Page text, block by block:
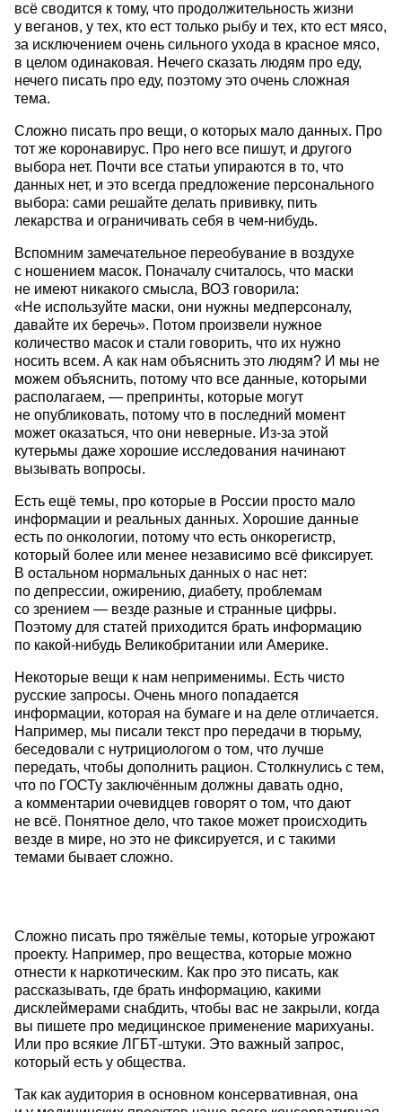
всё сводится к тому, что продолжительность жизни
у веганов, у тех, кто ест только рыбу и тех, кто ест мясо,
за исключением очень сильного ухода в красное мясо,
в целом одинаковая. Нечего сказать людям про еду,
нечего писать про еду, поэтому это очень сложная
тема.
Сложно писать про вещи, о которых мало данных. Про
тот же коронавирус. Про него все пишут, и другого
выбора нет. Почти все статьи упираются в то, что
данных нет, и это всегда предложение персонального
выбора: сами решайте делать прививку, пить
лекарства и ограничивать себя в чем-нибудь.
Вспомним замечательное переобувание в воздухе
с ношением масок. Поначалу считалось, что маски
не имеют никакого смысла, ВОЗ говорила:
«Не используйте маски, они нужны медперсоналу,
давайте их беречь». Потом произвели нужное
количество масок и стали говорить, что их нужно
носить всем. А как нам объяснить это людям? И мы не
можем объяснить, потому что все данные, которыми
располагаем, — препринты, которые могут
не опубликовать, потому что в последний момент
может оказаться, что они неверные. Из-за этой
кутерьмы даже хорошие исследования начинают
вызывать вопросы.
Есть ещё темы, про которые в России просто мало
информации и реальных данных. Хорошие данные
есть по онкологии, потому что есть онкорегистр,
который более или менее независимо всё фиксирует.
В остальном нормальных данных о нас нет:
по депрессии, ожирению, диабету, проблемам
со зрением — везде разные и странные цифры.
Поэтому для статей приходится брать информацию
по какой-нибудь Великобритании или Америке.
Некоторые вещи к нам неприменимы. Есть чисто
русские запросы. Очень много попадается
информации, которая на бумаге и на деле отличается.
Например, мы писали текст про передачи в тюрьму,
беседовали с нутрициологом о том, что лучше
передать, чтобы дополнить рацион. Столкнулись с тем,
что по ГОСТу заключённым должны давать одно,
а комментарии очевидцев говорят о том, что дают
не всё. Понятное дело, что такое может происходить
везде в мире, но это не фиксируется, и с такими
темами бывает сложно.
Сложно писать про тяжёлые темы, которые угрожают
проекту. Например, про вещества, которые можно
отнести к наркотическим. Как про это писать, как
рассказывать, где брать информацию, какими
дисклеймерами снабдить, чтобы вас не закрыли, когда
вы пишете про медицинское применение марихуаны.
Или про всякие ЛГБТ-штуки. Это важный запрос,
который есть у общества.
Так как аудитория в основном консервативная, она